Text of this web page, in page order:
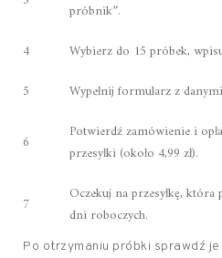
próbnik”.
4
Wybierz do 15 próbek,
5
Wypełnij formularz z
6
Potwierdź zamówienie i
przesyłki (około 4,99 zł).
7
Oczekuj na przesyłkę,
dni roboczych.
Po otrzymaniu próbki sprawdź